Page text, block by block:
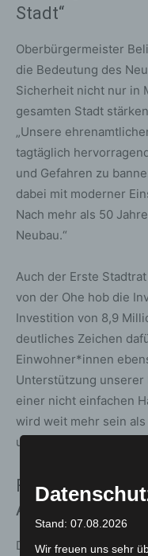
Stadt“
Oberbürgermeister
die Bedeutung des
Sicherheit nicht nur in
gesamten Stadt
„Unsere
tagtäglich
und Gefahren zu
dabei mit moderner
Nach mehr als 50
Neubau.“
Auch der Erste
von der Ohe hob die
Investition von 8,9
deutliches Zeichen
Einwohner*innen
Unterstützung unserer
einer nicht einfachen
wird weit mehr sein
und Einsätze – es wird
Funktionaler
Ausstattung
Der Neubau ist als
Stand: 07.08.2026
Wir freuen uns sehr